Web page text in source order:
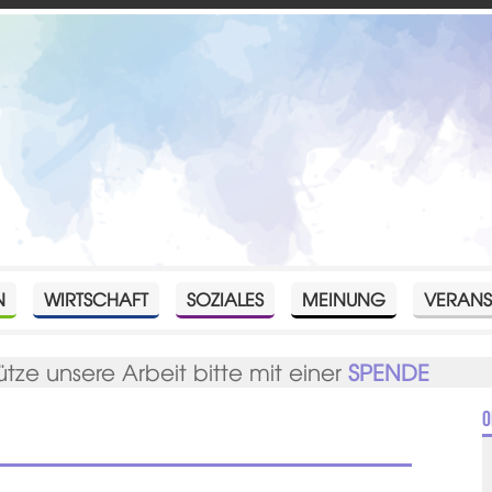
WIRTSCHAFT SOZIALES MEINUNG
unsere Arbeit bitte mit einerSPENDE